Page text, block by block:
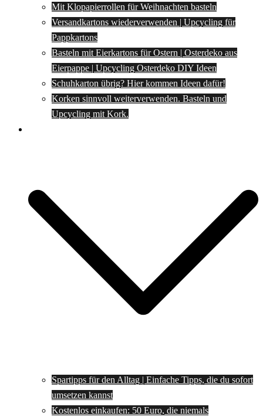
Mit Klopapierrollen für Weihnachten basteln
Versandkartons wiederverwenden | Upcycling für
Pappkartons
Basteln mit Eierkartons für Ostern | Osterdeko aus
Eierpappe | Upcycling Osterdeko DIY Ideen
Schuhkarton übrig? Hier kommen Ideen dafür!
Korken sinnvoll weiterverwenden. Basteln und
Upcycling mit Kork.
Spartipps für den Alltag | Einfache Tipps, die du sofort
umsetzen kannst
Kostenlos einkaufen: 50 Euro, die niemals